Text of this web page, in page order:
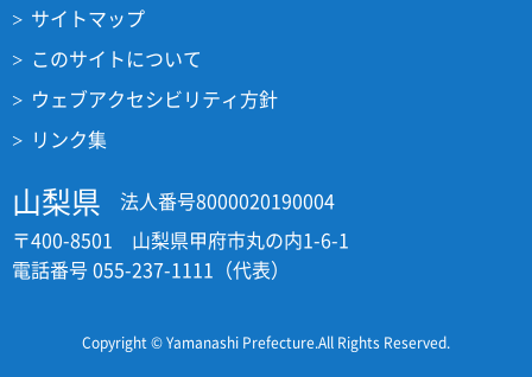
サイトマップ
このサイトについて
ウェブアクセシビリティ方針
リンク集
山梨県
法人番号8000020190004
〒400-8501 山梨県甲府市丸の内1-6-1
電話番号 055-237-1111（代表）
Copyright © Yamanashi Prefecture.All Rights Reserved.